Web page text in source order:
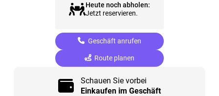
Heute noch abholen:
Jetzt reservieren.
Geschäft anrufen
Route planen
Schauen Sie vorbei
Einkaufen im Geschäft